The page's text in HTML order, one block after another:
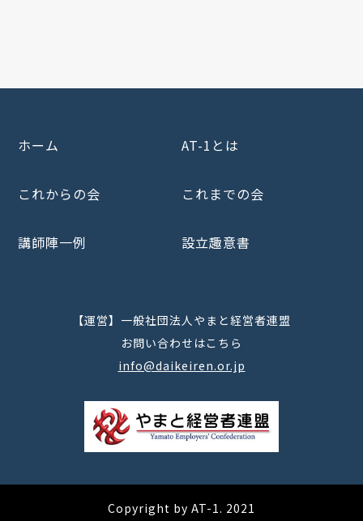
【運営】一般社団法人やまと経営者連盟
お問い合わせはこちら
info@daikeiren.or.jp
ホーム AT-1とは
これからの会 これまでの会
講師陣一例 設立趣意書
Copyright by AT-1. 2021